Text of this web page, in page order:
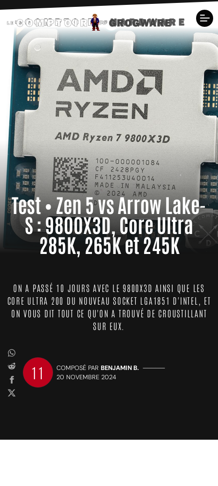
Test • Zen 5 vs Arrow Lake-
S : 9800X3D, Core Ultra
285K, 265K et 245K
ON A PASSÉ 10 JOURS AVEC LE 9800X3D AINSI QUE LES
CORE ULTRA 200 DU NOUVEAU SOCKET LGA1851 D'INTEL, ET
ON VOUS DIT TOUT CE QU'ON A TROUVÉ DE CROUSTILLANT
SUR EUX.
11 COMPOSÉ PAR BENJAMIN B. —————
20 NOVEMBRE 2024